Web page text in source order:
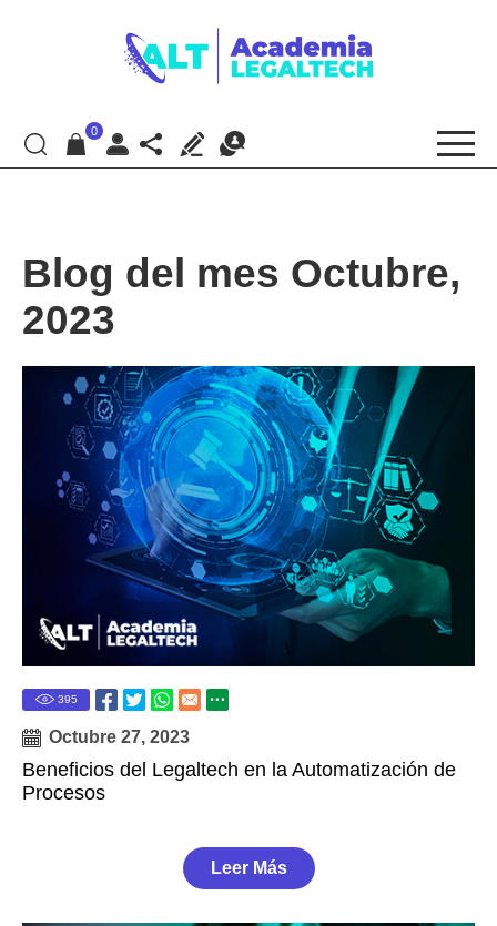
0
Blog del mes Octubre,
2023
395
Octubre 27, 2023
Beneficios del Legaltech en la Automatización de
Procesos
Leer Más